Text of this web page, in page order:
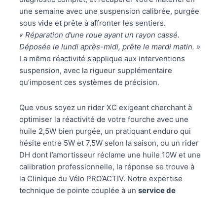
une semaine avec une suspension calibrée, purgée
sous vide et prête à affronter les sentiers.
« Réparation d’une roue ayant un rayon cassé.
Déposée le lundi après-midi, prête le mardi matin. »
La même réactivité s’applique aux interventions
suspension, avec la rigueur supplémentaire
qu’imposent ces systèmes de précision.
Que vous soyez un rider XC exigeant cherchant à
optimiser la réactivité de votre fourche avec une
huile 2,5W bien purgée, un pratiquant enduro qui
hésite entre 5W et 7,5W selon la saison, ou un rider
DH dont l’amortisseur réclame une huile 10W et une
calibration professionnelle, la réponse se trouve à
la Clinique du Vélo PRO’ACTIV. Notre expertise
technique de pointe couplée à unservice de